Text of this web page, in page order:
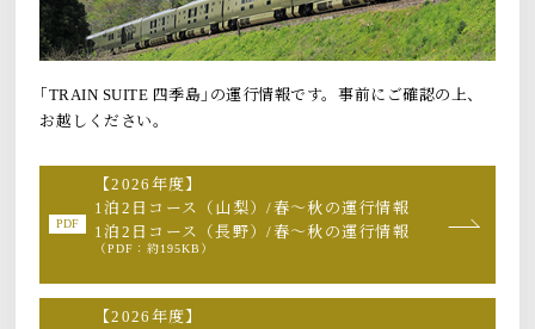
｢TRAIN SUITE 四季島｣の運行情報です。事前にご確認の上、
お越しください。
【2026年度】
1泊2日コース（山梨）/春〜秋の運行情報
1泊2日コース（長野）/春〜秋の運行情報
（PDF：約195KB）
【2026年度】